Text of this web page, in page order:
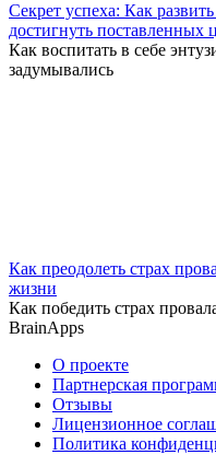
Секрет успеха: Как
достигнуть поставленных
Как воспитать в себе
задумывались
Как преодолеть страх
жизни
Как победить страх
BrainApps
О проекте
Партнерская
Отзывы
Лицензионное
Политика